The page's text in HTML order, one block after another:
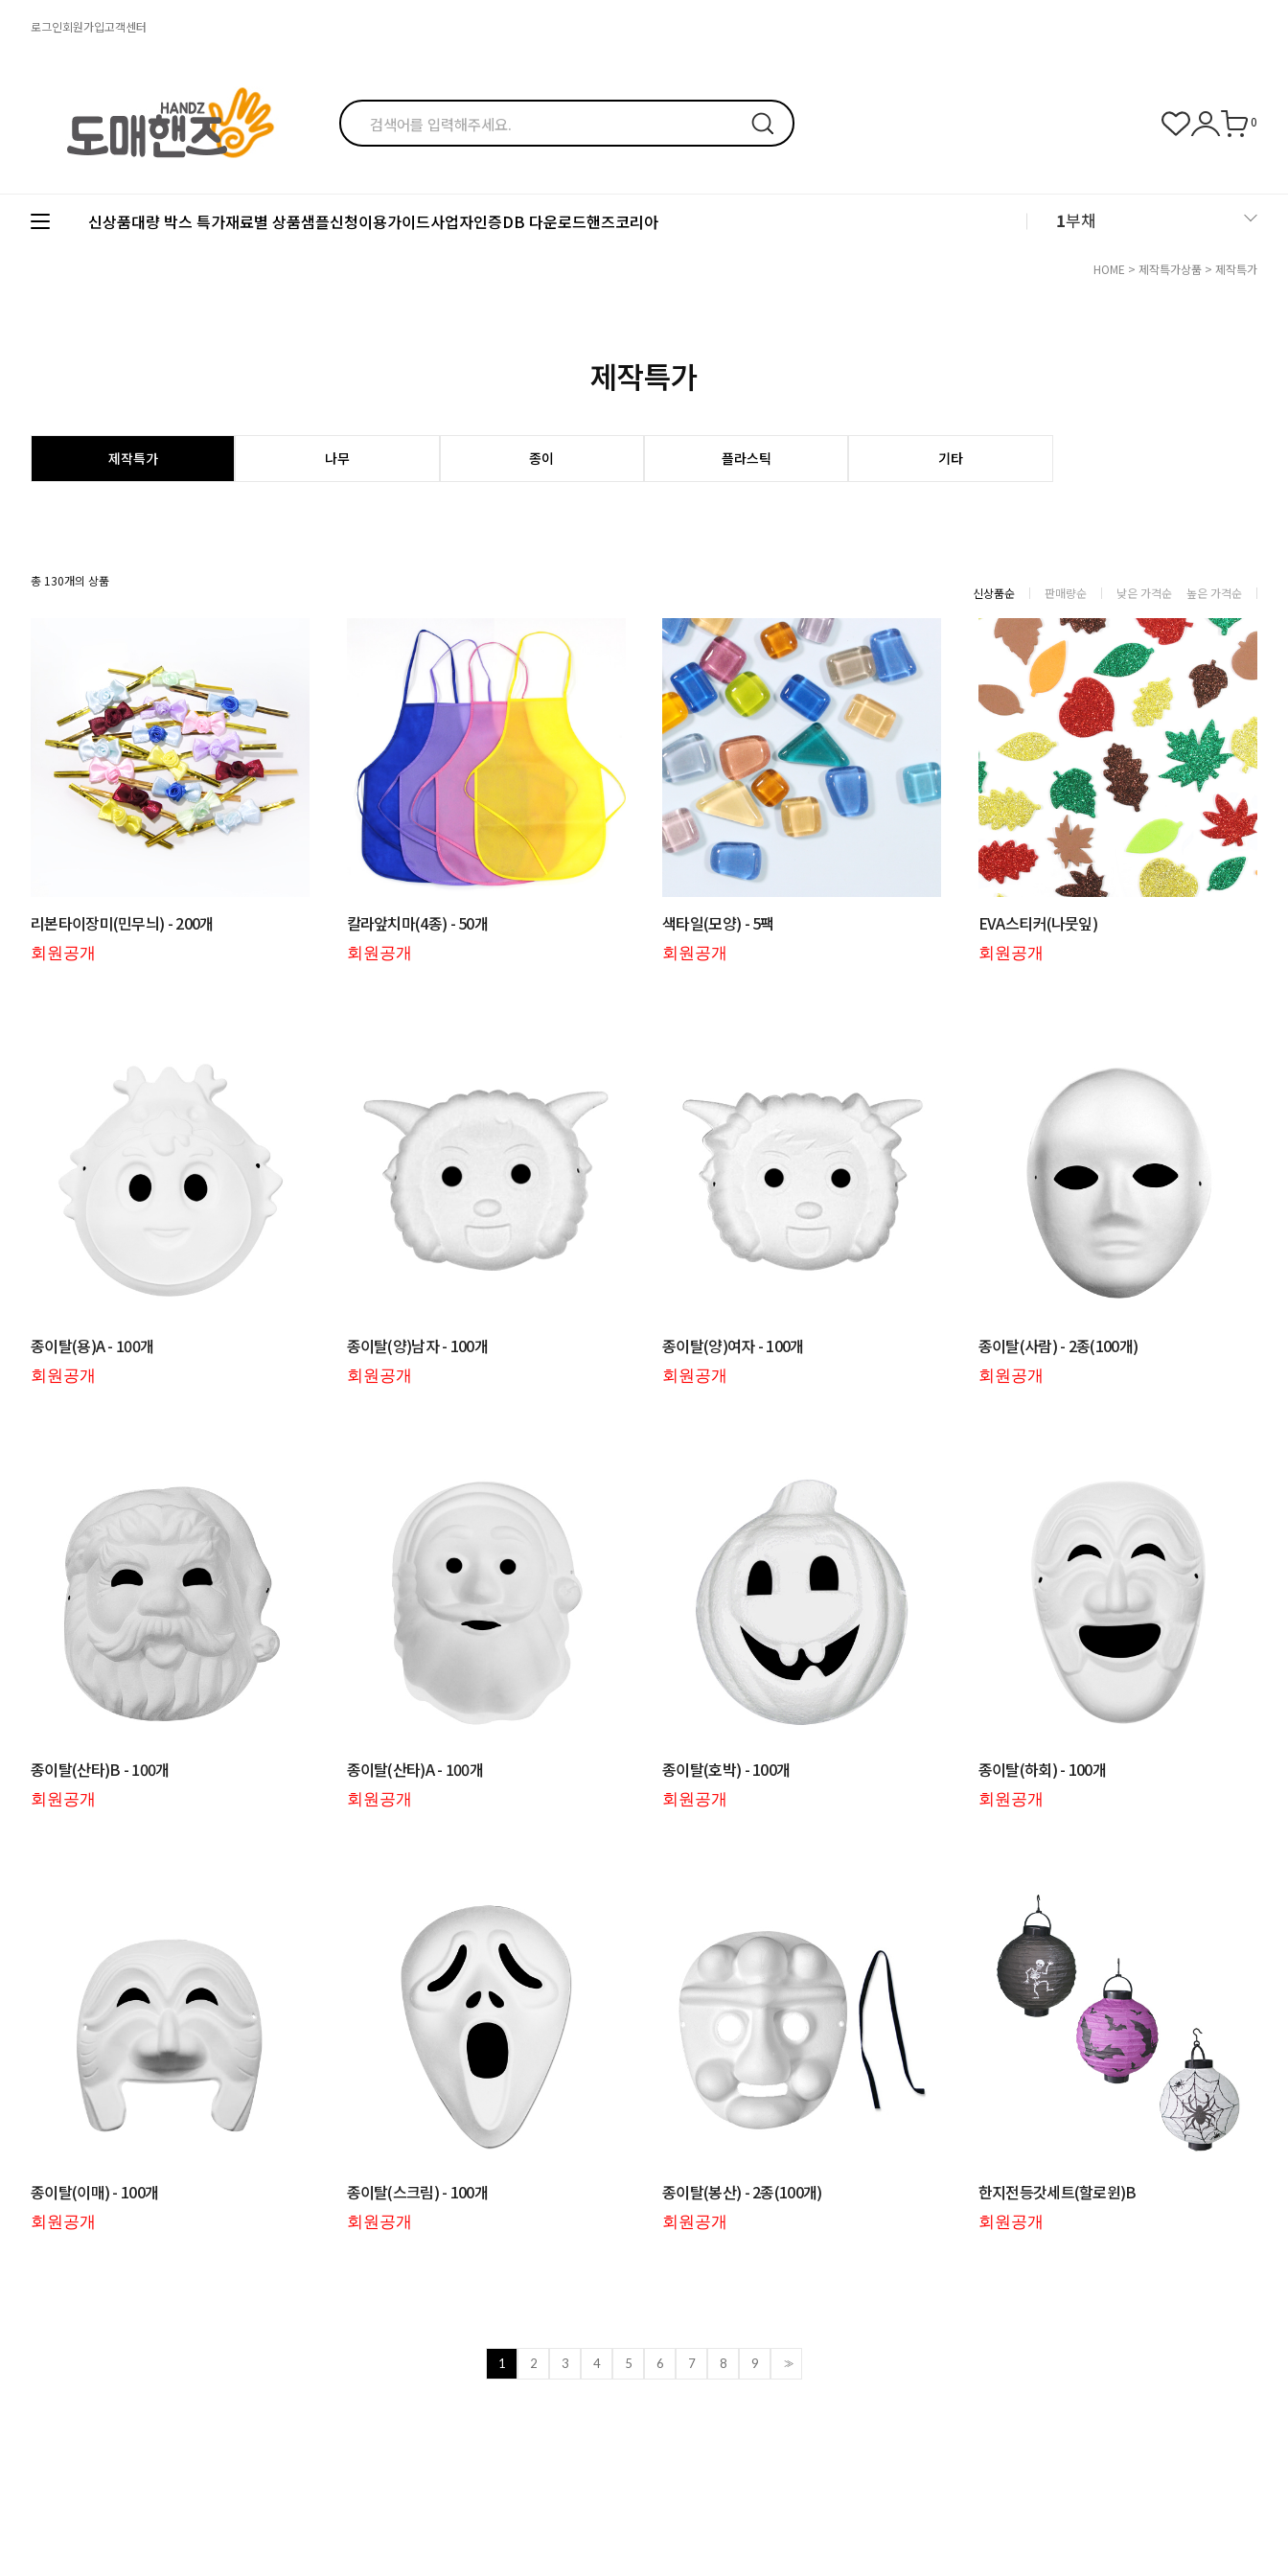
로그인회원가입고객센터
0
신상품대량 박스 특가재료별 상품샘플신청이용가이드사업자인증DB 다운로드핸즈코리아 1부채
아크릴
HOME > 제작특가상품 > 제작특가
제작특가
제작특가 나무 종이 플라스틱 기타
총 130개의 상품
신상품순 판매량순 낮은 가격순 높은 가격순
리본타이장미(민무늬) - 200개
회원공개
칼라앞치마(4종) - 50개
회원공개
색타일(모양) - 5팩
회원공개
EVA스티커(나뭇잎)
회원공개
종이탈(용)A - 100개
회원공개
종이탈(양)남자 - 100개
회원공개
종이탈(양)여자 - 100개
회원공개
종이탈(사람) - 2종(100개)
회원공개
종이탈(산타)B - 100개
회원공개
종이탈(산타)A - 100개
회원공개
종이탈(호박) - 100개
회원공개
종이탈(하회) - 100개
회원공개
종이탈(이매) - 100개
회원공개
종이탈(스크림) - 100개
회원공개
종이탈(봉산) - 2종(100개)
회원공개
한지전등갓세트(할로윈)B
회원공개
1 2 3 4 5 6 7 8 9 >>